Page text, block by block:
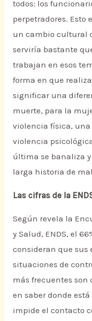
todos: los
perpetradores. Esto
un cambio cultural
serviría bastante
trabajan en esos
forma en que
significar una
muerte, para la
violencia física,
violencia
última se banaliza
larga historia de
Las cifras de la
Según revela la
y Salud, ENDS, el
consideran que sus
situaciones de
más frecuentes son
en saber donde
impide el contacto